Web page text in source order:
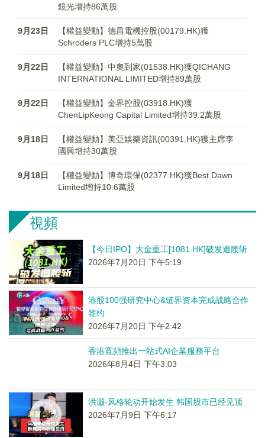
鏡光增持86萬股
9月23日
【權益變動】德昌電機控股(00179.HK)獲
Schroders PLC增持5萬股
9月22日
【權益變動】中奧到家(01538.HK)獲QICHANG
INTERNATIONAL LIMITED增持89萬股
9月22日
【權益變動】金界控股(03918.HK)獲
ChenLipKeong Capital Limited增持39.2萬股
9月18日
【權益變動】美亞娛樂資訊(00391.HK)獲主席李
國興增持30萬股
9月18日
【權益變動】博奇環保(02377.HK)獲Best Dawn
Limited增持10.6萬股
視頻
【今日IPO】大金重工[1081.HK]破发遭腰斩
2026年7月20日 下午5:19
港股100强研究中心&链界资本完成战略合作
签约
2026年7月20日 下午2:42
香港寬頻推出一站式AI企業服務平台
2026年8月4日 下午3:03
洪灏-风格轮动开始发生 韩国股市已经见顶
2026年7月9日 下午6:17